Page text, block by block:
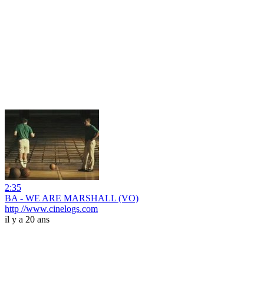
2:35
BA - WE ARE MARSHALL (VO)
http //www.cinelogs.com
il y a 20 ans